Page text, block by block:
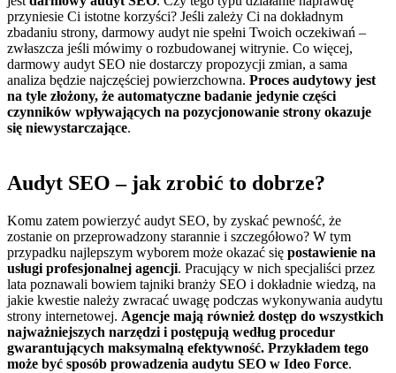
przyniesie Ci istotne korzyści? Jeśli zależy Ci na dokładnym
zbadaniu strony, darmowy audyt nie spełni Twoich oczekiwań –
zwłaszcza jeśli mówimy o rozbudowanej witrynie. Co więcej,
darmowy audyt SEO nie dostarczy propozycji zmian, a sama
analiza będzie najczęściej powierzchowna. Proces audytowy jest
na tyle złożony, że automatyczne badanie jedynie części
czynników wpływających na pozycjonowanie strony okazuje
się niewystarczające.
Audyt SEO – jak zrobić to dobrze?
Komu zatem powierzyć audyt SEO, by zyskać pewność, że
zostanie on przeprowadzony starannie i szczegółowo? W tym
przypadku najlepszym wyborem może okazać się postawienie na
usługi profesjonalnej agencji. Pracujący w nich specjaliści przez
lata poznawali bowiem tajniki branży SEO i dokładnie wiedzą, na
jakie kwestie należy zwracać uwagę podczas wykonywania audytu
strony internetowej. Agencje mają również dostęp do wszystkich
najważniejszych narzędzi i postępują według procedur
gwarantujących maksymalną efektywność. Przykładem tego
może być sposób prowadzenia audytu SEO w Ideo Force.